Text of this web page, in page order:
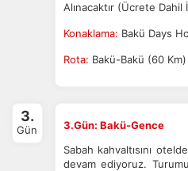
Alınacaktır (Ücrete Dahil
Konaklama: Bakü Days
Rota: Bakü-Bakü (60 Km)
3.
Gün
3.Gün: Bakü-Gence
Sabah kahvaltısını
devam ediyoruz.